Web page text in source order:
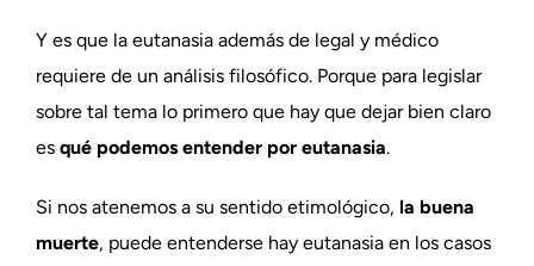
Y es que la eutanasia además de legal y médico
requiere de un análisis filosófico. Porque para legislar
sobre tal tema lo primero que hay que dejar bien claro
es qué podemos entender por eutanasia.
Si nos atenemos a su sentido etimológico, la buena
muerte, puede entenderse hay eutanasia en los casos